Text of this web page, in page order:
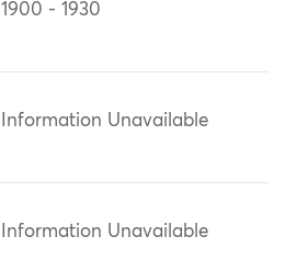
1900 - 1930
Information Unavailable
Information Unavailable